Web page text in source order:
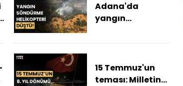
Adana'da
yangın
helikopteri
Valisi Yavuz
Selim Köşger son
15 Temmuz'un
teması: Milletin